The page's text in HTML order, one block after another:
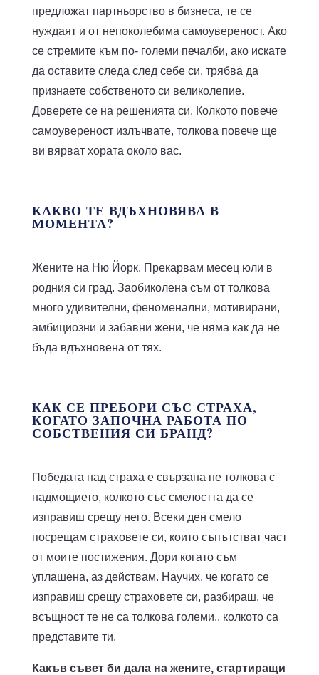
предложат партньорство в бизнеса, те се
нуждаят и от непоколебима самоувереност. Ако
се стремите към по- големи печалби, ако искате
да оставите следа след себе си, трябва да
признаете собственото си великолепие.
Доверете се на решенията си. Колкото повече
самоувереност излъчвате, толкова повече ще
ви вярват хората около вас.
КАКВО ТЕ ВДЪХНОВЯВА В
МОМЕНТА?
Жените на Ню Йорк. Прекарвам месец юли в
родния си град. Заобиколена съм от толкова
много удивителни, феноменални, мотивирани,
амбициозни и забавни жени, че няма как да не
бъда вдъхновена от тях.
КАК СЕ ПРЕБОРИ СЪС СТРАХА,
КОГАТО ЗАПОЧНА РАБОТА ПО
СОБСТВЕНИЯ СИ БРАНД?
Победата над страха е свързана не толкова с
надмощието, колкото със смелостта да се
изправиш срещу него. Всеки ден смело
посрещам страховете си, които съпътстват част
от моите постижения. Дори когато съм
уплашена, аз действам. Научих, че когато се
изправиш срещу страховете си, разбираш, че
всъщност те не са толкова големи,, колкото са
представите ти.
Какъв съвет би дала на жените, стартиращи